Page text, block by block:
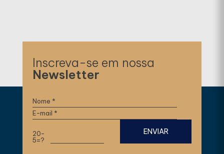
Inscreva-se em nossa
Newsletter
20-
5=?